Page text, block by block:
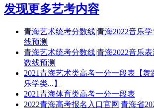
发现更多艺考内容
青海艺术统考分数线|青海2022音乐
线预测
青海艺术统考分数线|青海2022音乐
数线预测
2021青海艺术类高考一分一段表【
乐学类...】
2021青海体育类高考一分一段表
2022青海高考报名入口官网|青海省